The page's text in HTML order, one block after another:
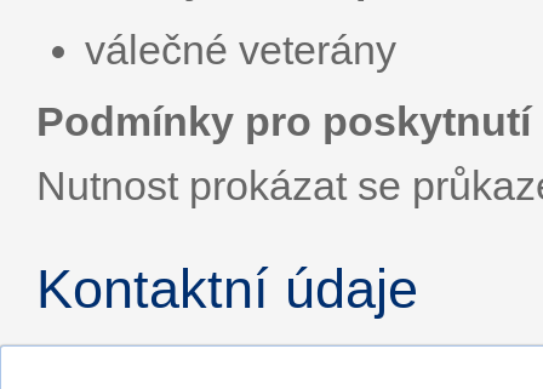
válečné veterány
Podmínky pro poskytnutí
Nutnost prokázat se
Kontaktní údaje